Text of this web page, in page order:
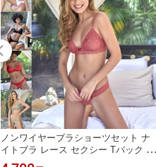
ノンワイヤーブラショーツセット ナ
イトブラ レース セクシー Tバック レ
ディース シースルー インポート 通販